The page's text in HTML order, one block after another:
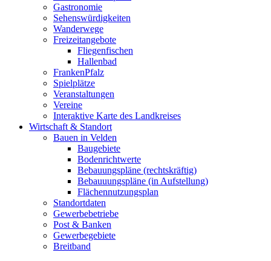
Gastronomie
Sehenswürdigkeiten
Wanderwege
Freizeitangebote
Fliegenfischen
Hallenbad
FrankenPfalz
Spielplätze
Veranstaltungen
Vereine
Interaktive Karte des Landkreises
Wirtschaft & Standort
Bauen in Velden
Baugebiete
Bodenrichtwerte
Bebauungspläne (rechtskräftig)
Bebauuungspläne (in Aufstellung)
Flächennutzungsplan
Standortdaten
Gewerbebetriebe
Post & Banken
Gewerbegebiete
Breitband